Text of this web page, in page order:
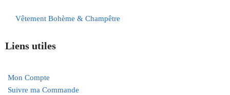
Vêtement Bohème & Champêtre
Liens utiles
Mon Compte
Suivre ma Commande